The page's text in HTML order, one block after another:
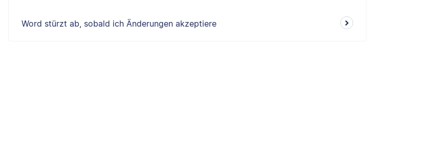
Word stürzt ab, sobald ich Änderungen akzeptiere